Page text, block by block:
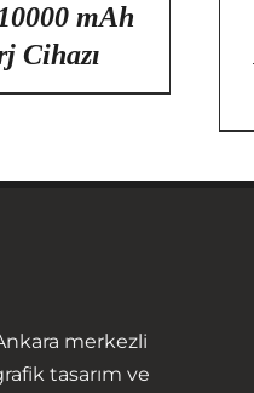
mAh
Cihazı
merkezli
tasarım ve